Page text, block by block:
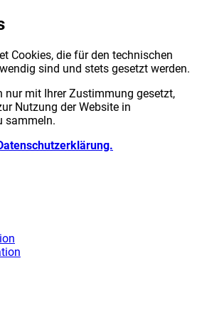
Cookies, die für den technischen
sind und stets gesetzt werden.
nur mit Ihrer Zustimmung gesetzt,
Nutzung der Website in
sammeln.